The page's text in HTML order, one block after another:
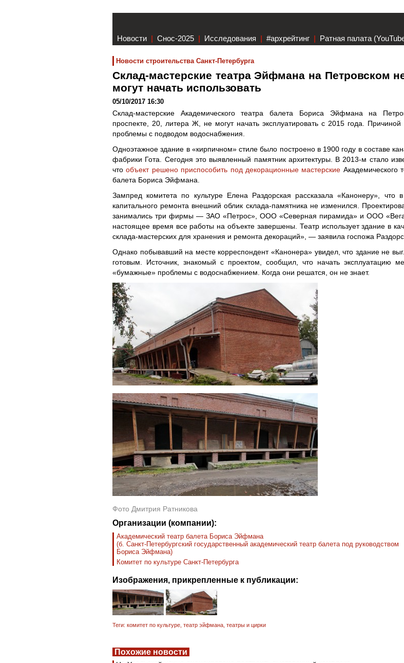
Новости | Снос-2025 | Исследования | #архрейтинг | Ратная палата
Новости строительства Санкт-Петербурга
Склад-мастерские театра Эйфмана на Петровском
могут начать использовать
05/10/2017 16:30
Склад-мастерские Академического театра балета Бориса Эйфмана на
проспекте, 20, литера Ж, не могут начать эксплуатировать с 2015 года. Причиной
проблемы с подводом водоснабжения.
Одноэтажное здание в «кирпичном» стиле было построено в 1900 году в составе
фабрики Гота. Сегодня это выявленный памятник архитектуры. В 2013-м стало
чтообъект решено приспособить под декорационные мастерские Академического
балета Бориса Эйфмана.
Зампред комитета по культуре Елена Раздорская рассказала «Канонеру», что
капитального ремонта внешний облик склада-памятника не изменился.
занимались три фирмы — ЗАО «Петрос», ООО «Северная пирамида» и ООО
настоящее время все работы на объекте завершены. Театр использует здание в
склада-мастерских для хранения и ремонта декораций», — заявила госпожа
Однако побывавший на месте корреспондент «Канонера» увидел, что здание не
готовым. Источник, знакомый с проектом, сообщил, что начать эксплуатацию
«бумажные» проблемы с водоснабжением. Когда они решатся, он не знает.
Фото Дмитрия Ратникова
Организации (компании):
Академический театр балета Бориса Эйфмана
(б. Санкт-Петербургский государственный академический театр балета под руководством
Бориса Эйфмана)
Комитет по культуре Санкт-Петербурга
Изображения, прикрепленные к публикации:
Теги: комитет по культуре театр эйфмана театры и цирки
Похожие новости